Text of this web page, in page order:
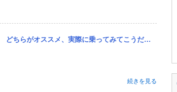
だきたいです。 20代半ば独身女性です。ガタが来るまで乗るつもりです。高速道路や険しい...
続きを見る